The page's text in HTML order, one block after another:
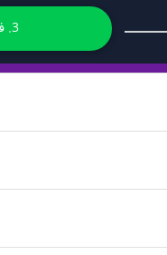
3. فلش کارت